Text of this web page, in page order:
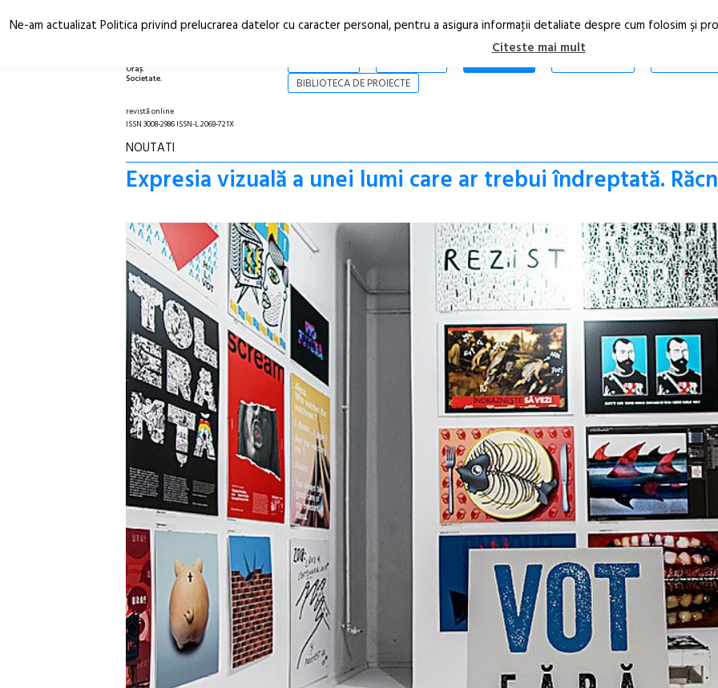
Oraș.
Societate.
STIRI
BIBLIOTECA DE PROIECTE
revistă online
ISSN 3008-2986 ISSN-L 2069-721X
NOUTATI
Expresia vizuală a unei lumi care ar trebui îndreptată.
Ne-am actualizat Politica privind prelucrarea datelor cu caracter personal, pentru a asigura informaţii detaliate despre cum folosim şi
Citeste mai mult